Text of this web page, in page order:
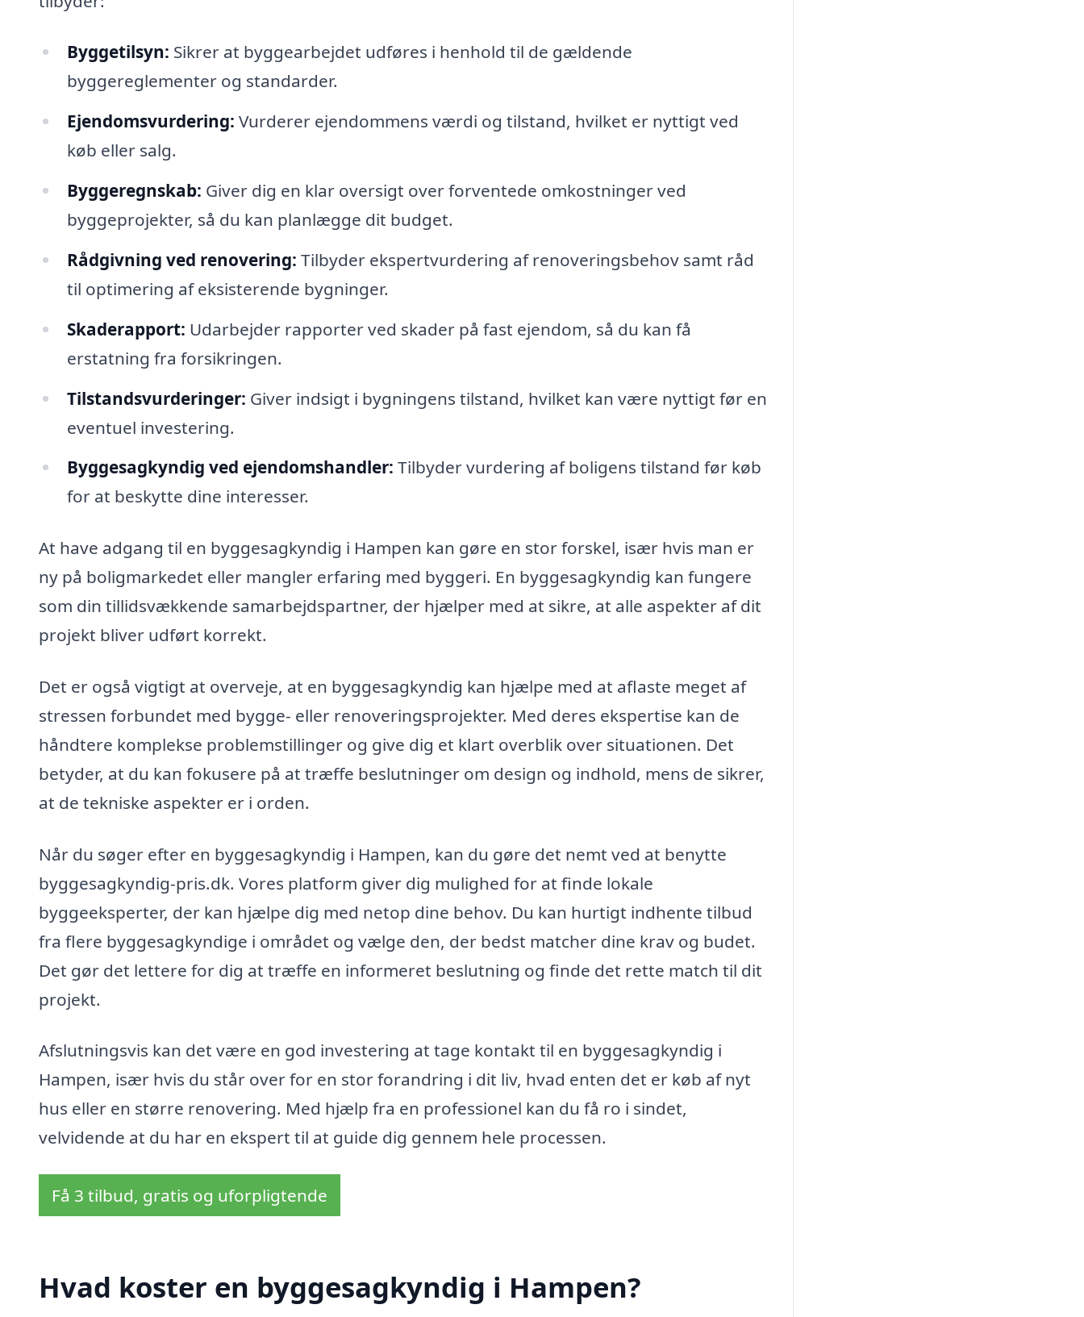
Byggetilsyn: Sikrer at byggearbejdet udføres i henhold til de gældende
byggereglementer og standarder.
Ejendomsvurdering: Vurderer ejendommens værdi og tilstand, hvilket er nyttigt ved
køb eller salg.
Byggeregnskab: Giver dig en klar oversigt over forventede omkostninger ved
byggeprojekter, så du kan planlægge dit budget.
Rådgivning ved renovering: Tilbyder ekspertvurdering af renoveringsbehov samt råd
til optimering af eksisterende bygninger.
Skaderapport: Udarbejder rapporter ved skader på fast ejendom, så du kan få
erstatning fra forsikringen.
Tilstandsvurderinger: Giver indsigt i bygningens tilstand, hvilket kan være nyttigt før en
eventuel investering.
Byggesagkyndig ved ejendomshandler: Tilbyder vurdering af boligens tilstand før køb
for at beskytte dine interesser.
At have adgang til en byggesagkyndig i Hampen kan gøre en stor forskel, især hvis man er
ny på boligmarkedet eller mangler erfaring med byggeri. En byggesagkyndig kan fungere
som din tillidsvækkende samarbejdspartner, der hjælper med at sikre, at alle aspekter af dit
projekt bliver udført korrekt.
Det er også vigtigt at overveje, at en byggesagkyndig kan hjælpe med at aflaste meget af
stressen forbundet med bygge- eller renoveringsprojekter. Med deres ekspertise kan de
håndtere komplekse problemstillinger og give dig et klart overblik over situationen. Det
betyder, at du kan fokusere på at træffe beslutninger om design og indhold, mens de sikrer,
at de tekniske aspekter er i orden.
Når du søger efter en byggesagkyndig i Hampen, kan du gøre det nemt ved at benytte
byggesagkyndig-pris.dk. Vores platform giver dig mulighed for at finde lokale
byggeeksperter, der kan hjælpe dig med netop dine behov. Du kan hurtigt indhente tilbud
fra flere byggesagkyndige i området og vælge den, der bedst matcher dine krav og budet.
Det gør det lettere for dig at træffe en informeret beslutning og finde det rette match til dit
projekt.
Afslutningsvis kan det være en god investering at tage kontakt til en byggesagkyndig i
Hampen, især hvis du står over for en stor forandring i dit liv, hvad enten det er køb af nyt
hus eller en større renovering. Med hjælp fra en professionel kan du få ro i sindet,
velvidende at du har en ekspert til at guide dig gennem hele processen.
Få 3 tilbud, gratis og uforpligtende
Hvad koster en byggesagkyndig i Hampen?